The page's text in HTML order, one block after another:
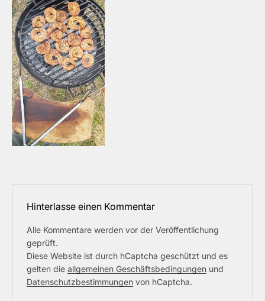
Hinterlasse einen Kommentar
Alle Kommentare werden vor der Veröffentlichung
geprüft.
Diese Website ist durch hCaptcha geschützt und es
gelten die allgemeinen Geschäftsbedingungen und
Datenschutzbestimmungen von hCaptcha.